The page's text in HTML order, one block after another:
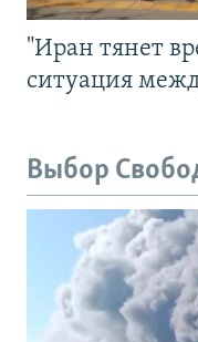
"Иран тянет
ситуация
Выбор